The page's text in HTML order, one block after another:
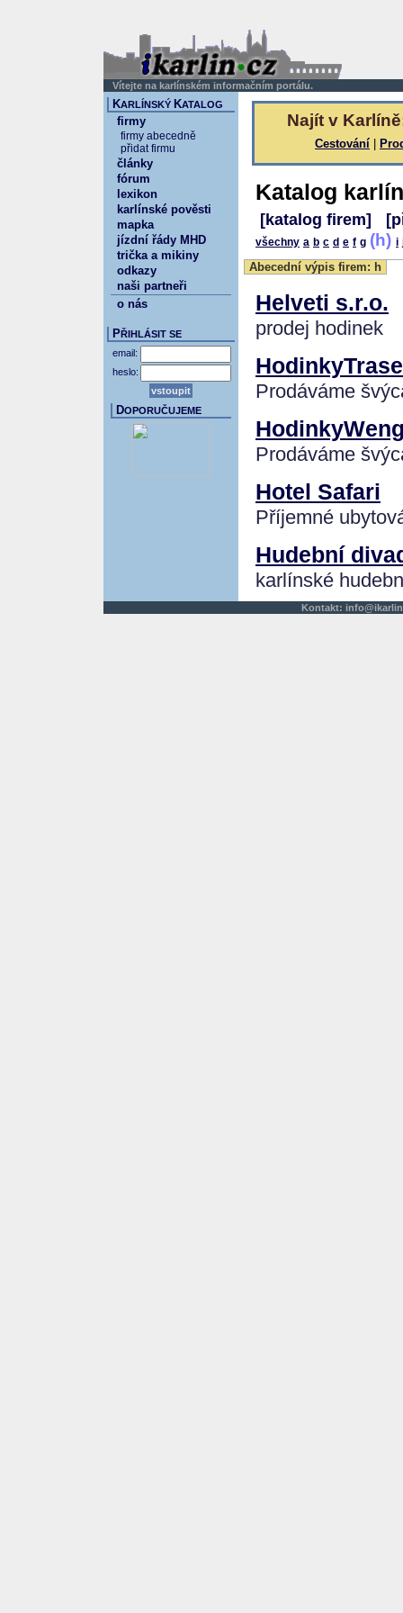
Vítejte na karlínském informačním portálu.
Najít v
Cestování
Katalog
[katalog firem]
všechny a b c d e f g (h) i
Abecední výpis firem: h
Helveti s.r.o.
prodej hodinek
Prodáváme
Prodáváme
Hotel Safari
Příjemné
Hudební
karlínské
KARLÍNSKÝ KATALOG
firmy
firmy abecedně
přidat firmu
články
fórum
lexikon
karlínské pověsti
mapka
jízdní řády MHD
trička a mikiny
odkazy
naši partneři
o nás
PŘIHLÁSIT SE
email:
heslo:
DOPORUČUJEME
Kontakt: